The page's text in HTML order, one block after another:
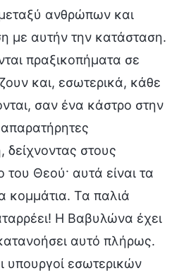
ανθρώπων και
με αυτήν την κατάσταση.
πραξικοπήματα σε
και, εσωτερικά, κάθε
σαν ένα κάστρο στην
δείχνοντας στους
Θεού· αυτά είναι τα
κομμάτια. Τα παλιά
Η Βαβυλώνα έχει
αυτό πλήρως.
υπουργοί εσωτερικών